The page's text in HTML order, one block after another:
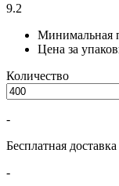
9.2
Минимальная
Цена за
Количество
-
Бесплатная
-